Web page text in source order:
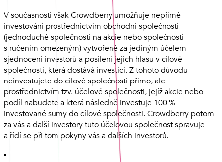
V současnosti však Crowdberry umožňuje nepřímé
investování prostřednictvím obchodní společnosti
(jednoduché společnosti na akcie nebo společnosti
s ručením omezeným) vytvořené za jediným účelem –
sjednocení investorů a posílení jejich hlasu v cílové
společnosti, která dostává investici. Z tohoto důvodu
neinvestujete do cílové společnosti přímo, ale
prostřednictvím tzv. účelové společnosti, jejíž akcie nebo
podíl nabudete a která následně investuje 100 %
investované sumy do cílové společnosti. Crowdberry potom
za vás a další investory tuto účelovou společnost spravuje
a řídí se při tom pokyny vás a dalších investorů.